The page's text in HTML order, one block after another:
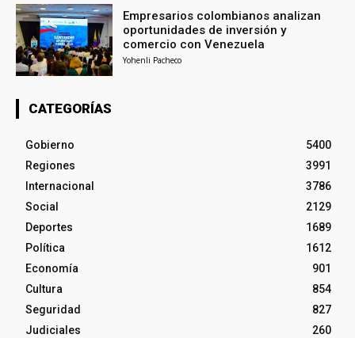
Empresarios colombianos analizan
oportunidades de inversión y
comercio con Venezuela
Yohenli Pacheco
CATEGORÍAS
Gobierno
5400
Regiones
3991
Internacional
3786
Social
2129
Deportes
1689
Política
1612
Economía
901
Cultura
854
Seguridad
827
Judiciales
260